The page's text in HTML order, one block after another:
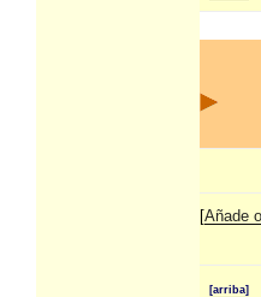
[Añade
[arriba]